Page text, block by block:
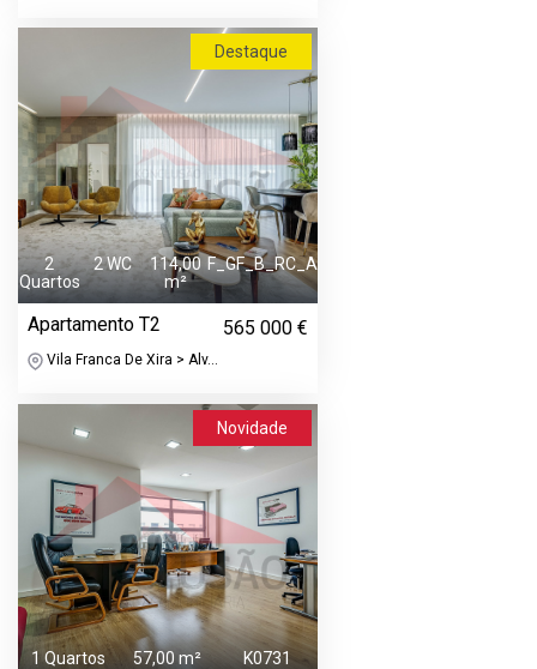
Destaque
2
Quartos
2 WC
114,00
m²
F_GF_B_RC_A
Apartamento T2 565 000 €
Vila Franca De Xira > Alv...
Novidade
1 Quartos 57,00 m² K0731